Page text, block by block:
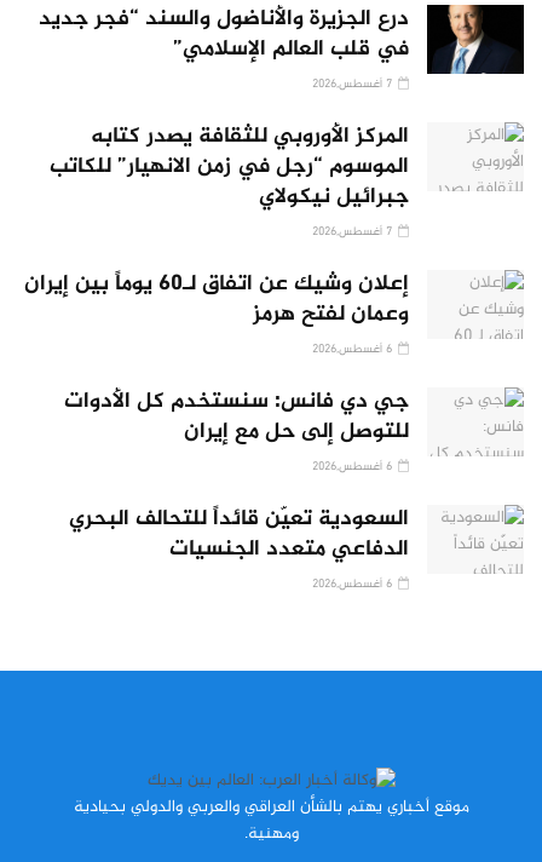
درع الجزيرة والأناضول والسند “فجر جديد
في قلب العالم الإسلامي”
المركز الأوروبي للثقافة يصدر كتابه
الموسوم “رجل في زمن الانهيار” للكاتب
جبرائيل نيكولاي
إعلان وشيك عن اتفاق لـ60 يوماً بين إيران
وعمان لفتح هرمز
جي دي فانس: سنستخدم كل الأدوات
للتوصل إلى حل مع إيران
السعودية تعيّن قائداً للتحالف البحري
الدفاعي متعدد الجنسيات
موقع أخباري يهتم بالشأن العراقي والعربي والدولي بحيادية
ومهنية.